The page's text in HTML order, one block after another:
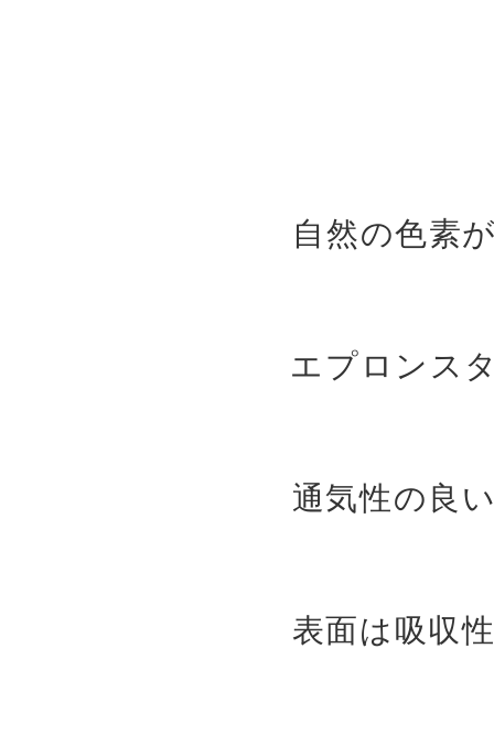
自然の色素
エプロンス
通気性の良
表面は吸収